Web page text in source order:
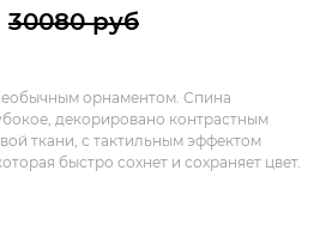
30080 руб
орнаментом. Спина
декорировано контрастным
ткани, с тактильным эффектом
быстро сохнет и сохраняет цвет.